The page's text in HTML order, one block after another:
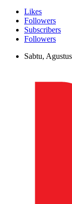
Likes
Followers
Subscribers
Followers
Sabtu,